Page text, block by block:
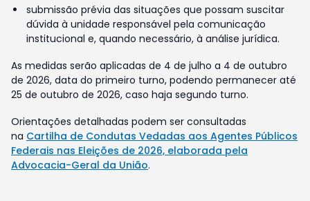
submissão prévia das situações que possam suscitar
dúvida à unidade responsável pela comunicação
institucional e, quando necessário, à análise jurídica.
As medidas serão aplicadas de 4 de julho a 4 de outubro
de 2026, data do primeiro turno, podendo permanecer até
25 de outubro de 2026, caso haja segundo turno.
Orientações detalhadas podem ser consultadas
na Cartilha de Condutas Vedadas aos Agentes Públicos
Federais nas Eleições de 2026, elaborada pela
Advocacia-Geral da União.